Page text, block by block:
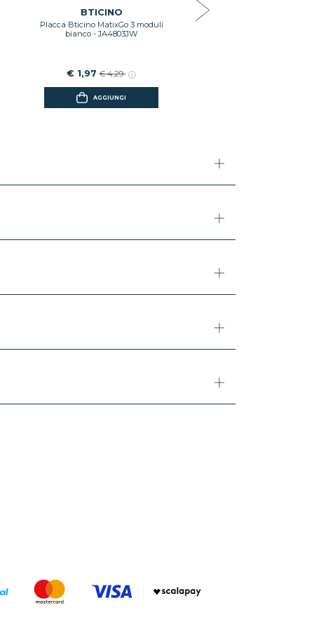
BTICINO
Placca Bticino MatixGo 3 moduli
bianco - JA4803JW
€ 1,97 € 4,29
AGGIUNGI